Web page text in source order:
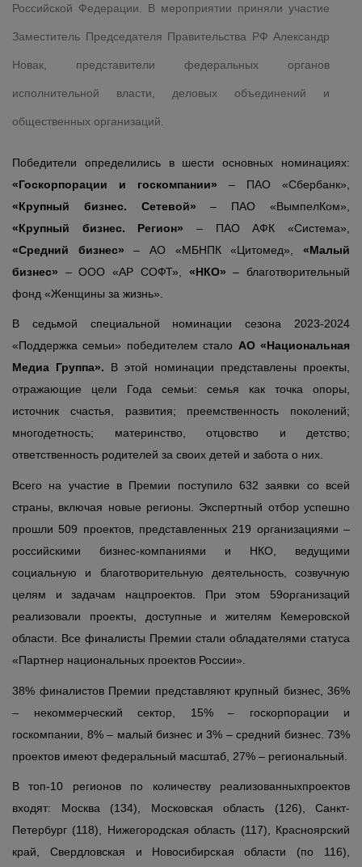
Российской Федерации. В мероприятии приняли участие
Заместитель Председателя Правительства РФ Александр
Новак, представители федеральных органов
исполнительной власти, деловых объединений и
общественных организаций.
Победители определились в шести основных номинациях:
«Госкорпорации и госкомпании» – ПАО «Сбербанк»,
«Крупный бизнес. Сетевой» – ПАО «ВымпелКом»,
«Крупный бизнес. Регион» – ПАО АФК «Система»,
«Средний бизнес» – АО «МБНПК «Цитомед»,«Малый
бизнес» – ООО «АР СОФТ», «НКО» – благотворительный
фонд «Женщины за жизнь».
В седьмой специальной номинации сезона 2023-2024
«Поддержка семьи» победителем стало АО «Национальная
Медиа Группа». В этой номинации представлены проекты,
отражающие цели Года семьи: семья как точка опоры,
источник счастья, развития; преемственность поколений;
многодетность; материнство, отцовство и детство;
ответственность родителей за своих детей и забота о них.
Всего на участие в Премии поступило 632 заявки со всей
страны, включая новые регионы. Экспертный отбор успешно
прошли 509 проектов, представленных 219 организациями –
российскими бизнес-компаниями и НКО, ведущими
социальную и благотворительную деятельность, созвучную
целям и задачам нацпроектов. При этом 59организаций
реализовали проекты, доступные и жителям Кемеровской
области. Все финалисты Премии стали обладателями статуса
«Партнер национальных проектов России».
38% финалистов Премии представляют крупный бизнес, 36%
– некоммерческий сектор, 15% – госкорпорации и
госкомпании, 8% – малый бизнес и 3% – средний бизнес. 73%
проектов имеют федеральный масштаб, 27% – региональный.
В топ-10 регионов по количеству реализованныхпроектов
входят: Москва (134), Московская область (126), Санкт-
Петербург (118), Нижегородская область (117), Красноярский
край, Свердловская и Новосибирская области (по 116),